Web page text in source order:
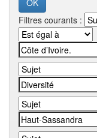
Filtres courants :